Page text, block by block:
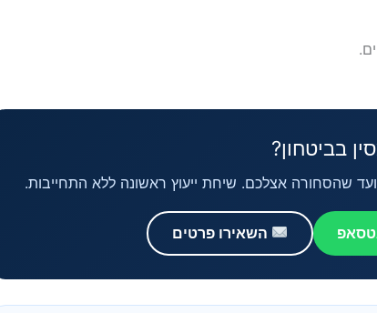
בביטחון?
ועד שהסחורה אצלכם. שיחת ייעוץ ראשונה ללא התחייבות.
השאירו פרטים